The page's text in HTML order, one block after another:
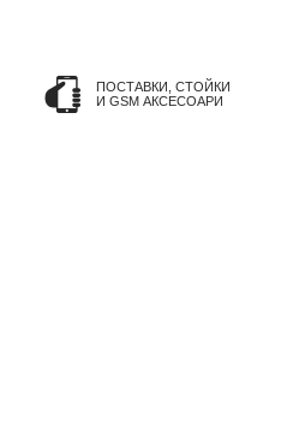
ПОСТАВКИ, СТОЙКИ
И GSM АКСЕСОАРИ